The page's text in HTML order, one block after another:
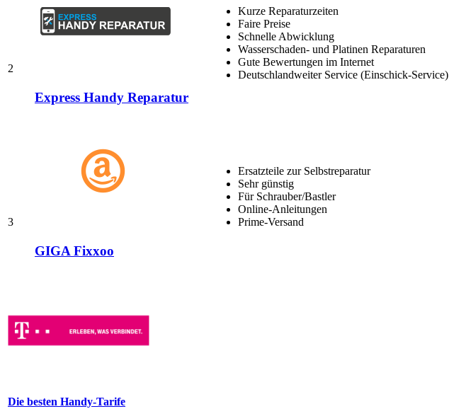
2
Express Handy Reparatur
Kurze Reparaturzeiten
Faire Preise
Schnelle Abwicklung
Wasserschaden- und Platinen Reparaturen
Gute Bewertungen im Internet
Deutschlandweiter Service (Einschick-Service)
3
GIGA Fixxoo
Ersatzteile zur Selbstreparatur
Sehr günstig
Für Schrauber/Bastler
Online-Anleitungen
Prime-Versand
Die besten Handy-Tarife